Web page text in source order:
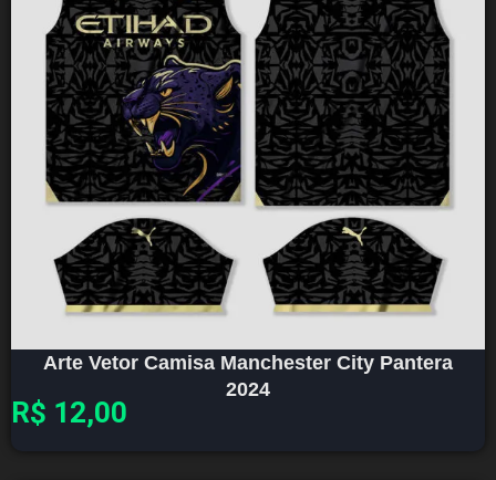
Arte Vetor Camisa Manchester City Pantera
2024
R$ 12,00